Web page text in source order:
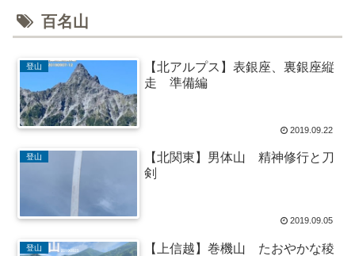
百名山
登山
【北アルプス】表銀座、裏銀座縦
走 準備編
2019.09.22
登山
【北関東】男体山 精神修行と刀
剣
2019.09.05
登山
【上信越】巻機山 たおやかな稜